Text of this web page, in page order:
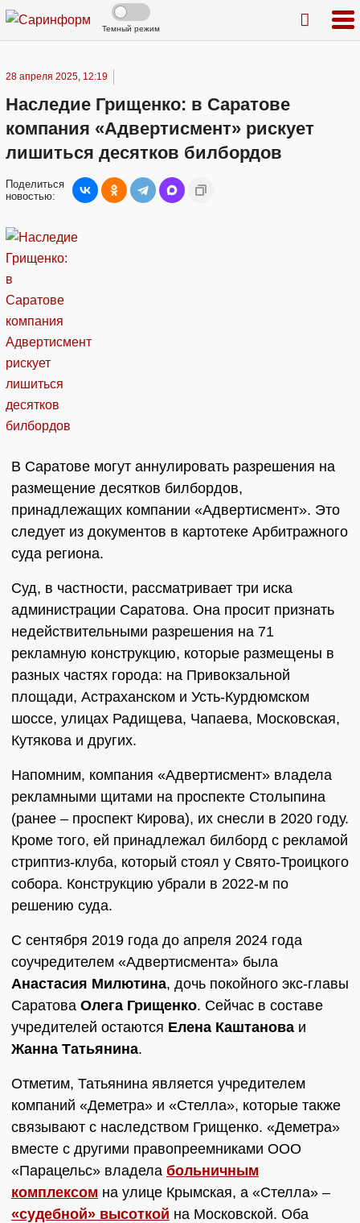
Темный режим
28 апреля 2025, 12:19
Наследие Грищенко: в Саратове
компания «Адвертисмент» рискует
лишиться десятков билбордов
Поделиться
новостью:
В Саратове могут аннулировать разрешения на
размещение десятков билбордов,
принадлежащих компании «Адвертисмент». Это
следует из документов в картотеке Арбитражного
суда региона.
Суд, в частности, рассматривает три иска
администрации Саратова. Она просит признать
недействительными разрешения на 71
рекламную конструкцию, которые размещены в
разных частях города: на Привокзальной
площади, Астраханском и Усть-Курдюмском
шоссе, улицах Радищева, Чапаева, Московская,
Кутякова и других.
Напомним, компания «Адвертисмент» владела
рекламными щитами на проспекте Столыпина
(ранее – проспект Кирова), их снесли в 2020 году.
Кроме того, ей принадлежал билборд с рекламой
стриптиз-клуба, который стоял у Свято-Троицкого
собора. Конструкцию убрали в 2022-м по
решению суда.
С сентября 2019 года до апреля 2024 года
соучредителем «Адвертисмента» была
Анастасия Милютина, дочь покойного экс-главы
Саратова Олега Грищенко. Сейчас в составе
учредителей остаются Елена Каштанова и
Жанна Татьянина.
Отметим, Татьянина является учредителем
компаний «Деметра» и «Стелла», которые также
связывают с наследством Грищенко. «Деметра»
вместе с другими правопреемниками ООО
«Парацельс» владела больничным
комплексом на улице Крымская, а «Стелла» –
«судебной» высоткой на Московской. Оба